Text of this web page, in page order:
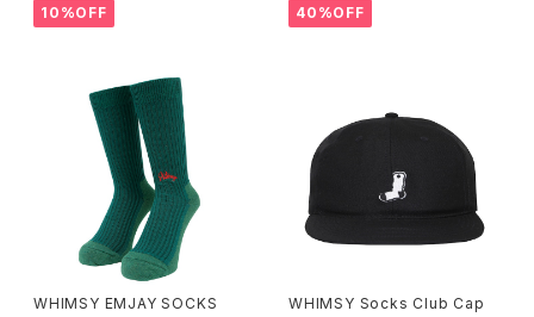
10%OFF 40%OFF
WHIMSY EMJAY SOCKS WHIMSY Socks Club Cap